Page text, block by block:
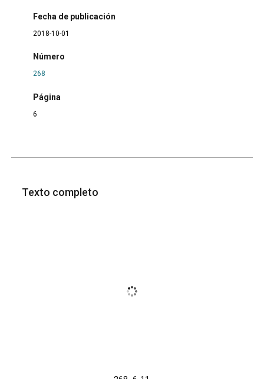
Fecha de publicación
2018-10-01
Número
268
Página
6
Texto completo